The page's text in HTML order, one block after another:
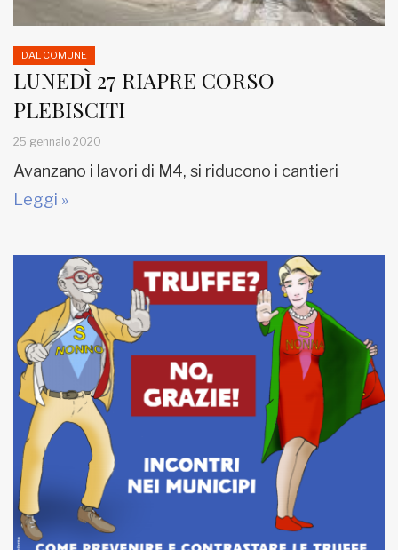
DAL COMUNE
LUNEDÌ 27 RIAPRE CORSO
PLEBISCITI
25 gennaio 2020
Avanzano i lavori di M4, si riducono i cantieri
Leggi »